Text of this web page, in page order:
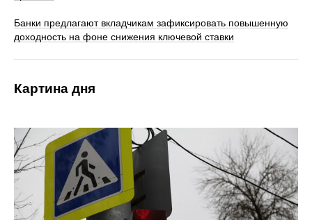
Банки предлагают вкладчикам зафиксировать повышенную
доходность на фоне снижения ключевой ставки
Картина дня